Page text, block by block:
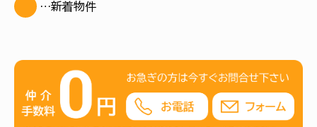
…新着物件